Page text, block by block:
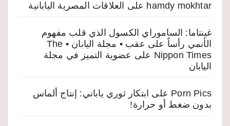
hamdy mokhtar على العلاقات المصرية اليابانية
غينتاما: الساموراي الكسول الذي قلب مفهوم
الأنمي رأساً على عقب • مجلة اليابان • The
Nippon Times على عضوية التميز في مجلة
اليابان
Porn Pics على ابتكار ثوري ياباني: إنتاج ألماس
بدون ضغط أو حرارة!